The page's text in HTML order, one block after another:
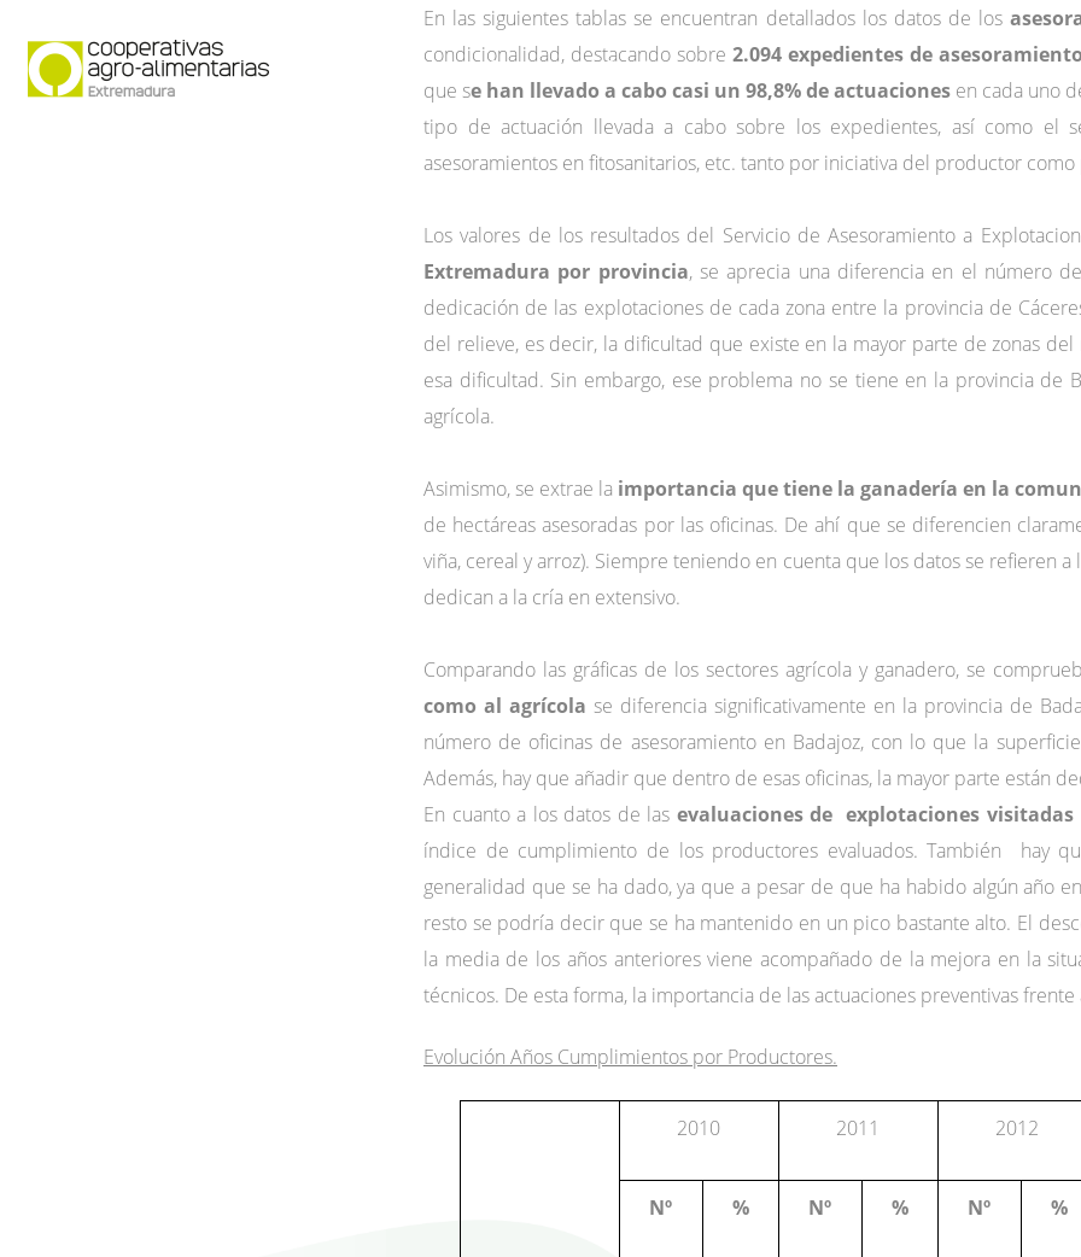
Quiénes somos Sectores Servicios Comunicación Contacto
En las siguientes tablas se encuentran detallados los datos de los
condicionalidad, destacando sobre 2.094 expedientes de asesoramiento
que se han llevado a cabo casi un 98,8% de actuaciones en cada uno
tipo de actuación llevada a cabo sobre los expedientes, así como el
asesoramientos en fitosanitarios, etc. tanto por iniciativa del productor
Los valores de los resultados del Servicio de Asesoramiento a
Extremadura por provincia, se aprecia una diferencia en el número
dedicación de las explotaciones de cada zona entre la provincia de
del relieve, es decir, la dificultad que existe en la mayor parte de zonas
esa dificultad. Sin embargo, ese problema no se tiene en la provincia de
agrícola.
Asimismo, se extrae la importancia que tiene la ganadería en la
de hectáreas asesoradas por las oficinas. De ahí que se diferencien
viña, cereal y arroz). Siempre teniendo en cuenta que los datos se refieren
dedican a la cría en extensivo.
Comparando las gráficas de los sectores agrícola y ganadero, se
como al agrícola se diferencia significativamente en la provincia de
número de oficinas de asesoramiento en Badajoz, con lo que la
Además, hay que añadir que dentro de esas oficinas, la mayor parte están
En cuanto a los datos de las evaluaciones de explotaciones
índice de cumplimiento de los productores evaluados. También hay
generalidad que se ha dado, ya que a pesar de que ha habido algún año
resto se podría decir que se ha mantenido en un pico bastante alto. El
la media de los años anteriores viene acompañado de la mejora en la
técnicos. De esta forma, la importancia de las actuaciones preventivas
Evolución Años Cumplimientos por Productores.
2010 2011 2012
Nº % Nº % Nº %